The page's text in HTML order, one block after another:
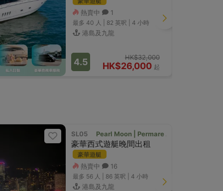
熱賣中 1
最多 40 人 | 82 英呎 4 小時
港島及九龍
4.5 HK$32,000
HK$26,000 起
SL05 Pearl Moon | Permare Amer 82' (意大利
豪華西式遊艇晚間出租
豪華遊艇
熱賣中 16
最多 56 人 | 86 英呎 4 小時
港島及九龍